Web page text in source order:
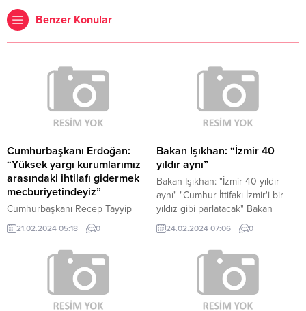
Benzer Konular
Cumhurbaşkanı Erdoğan:
“Yüksek yargı kurumlarımız
arasındaki ihtilafı gidermek
mecburiyetindeyiz”
Cumhurbaşkanı Recep Tayyip
Erdoğan, "Yüksek yargı
kurumlarımız arasındaki ihtilafı
gidermek mecburiyetindeyiz.
21.02.2024 05:18 0
Bakan Işıkhan: “İzmir 40
yıldır aynı”
Bakan Işıkhan: "İzmir 40 yıldır
aynı" "Cumhur İttifakı İzmir'i bir
yıldız gibi parlatacak" Bakan
Işıkhan, İzmir'de iş dünyası
temsilcileriyle buluştu İzmir
programı kapsamında kentin iş
dünyası temsilcileriyle buluşan
Çalışma ve Sosyal Güvenlik
Bakanı Işıkhan, çocukluğunun ve
gençliğinin...
24.02.2024 07:06 0